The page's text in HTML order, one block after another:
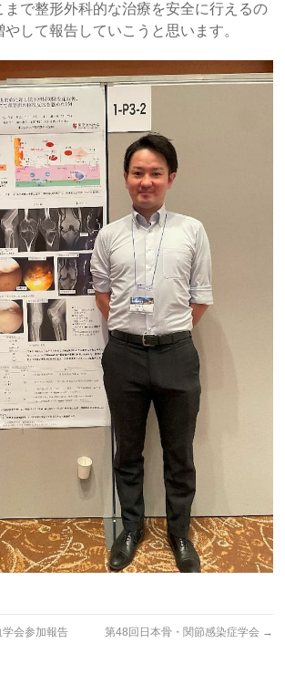
まで整形外科的な治療を安全に行えるの
して報告していこうと思います。
会参加報告 第48回日本骨・関節感染症学会 →